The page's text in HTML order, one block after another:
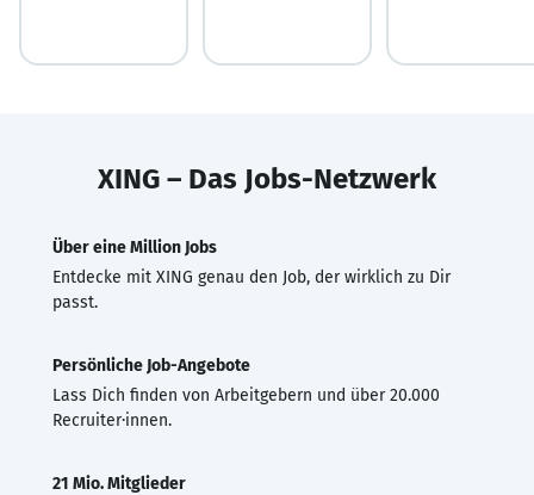
XING – Das Jobs-Netzwerk
Über eine Million Jobs
Entdecke mit XING genau den Job, der wirklich zu Dir
passt.
Persönliche Job-Angebote
Lass Dich finden von Arbeitgebern und über 20.000
Recruiter·innen.
21 Mio. Mitglieder